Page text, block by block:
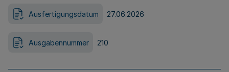
Ausfertigungsdatum 27.06.2026
Ausgabennummer 210